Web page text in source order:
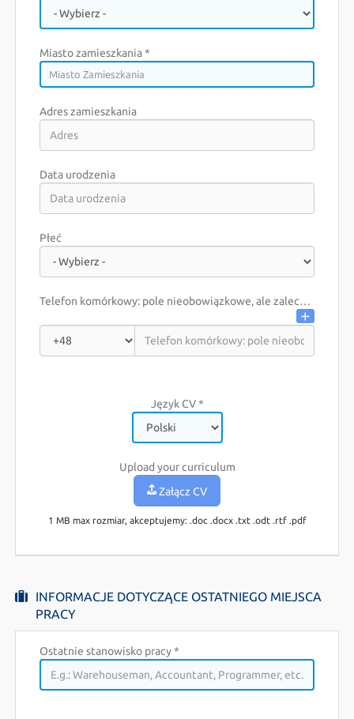
Miasto zamieszkania *
Miasto Zamieszkania
Adres zamieszkania
Kraj, w którym mieszkasz *
Region, w którym mieszkasz *
Miasto Zameldowania
Data urodzenia
Płeć
Telefon komórkowy: pole nieobowiązkowe, ale zalecane
Język CV *
Upload your curriculum
Załącz CV
1 MB max rozmiar, akceptujemy: .doc .docx .txt .odt .rtf .pdf
INFORMACJE DOTYCZĄCE OSTATNIEGO MIEJSCA
PRACY
Ostatnie stanowisko pracy*